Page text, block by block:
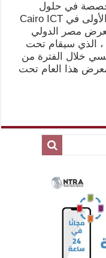
في حلول
تكنولوجيا المعلومات، عن مشاركتها الأولى في Cairo ICT
معرض مصر الدولي
، الذي سيقام تحت
خلال الفترة من
المعرض هذا العام تحت